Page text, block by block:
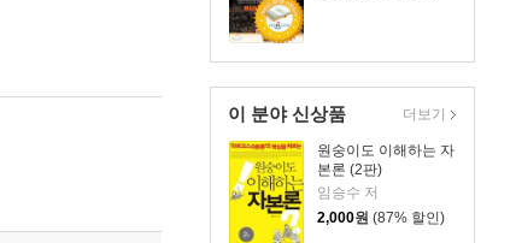
이 분야 신상품
원숭이도 이해하는 자
본론 (2판)
임승수 저
2,000원 (87% 할인)
더보기